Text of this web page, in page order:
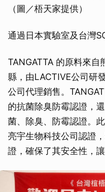
（圖／梧天家提供）
通過日本實驗室及台灣
TANGATTA 的原料來
縣，由LACTIVE公司研
公司代理銷售。
的抗菌除臭防霉認證，
菌、除臭、防霉認證。
亮宇生物科技公司認證
證，確保了其安全性，